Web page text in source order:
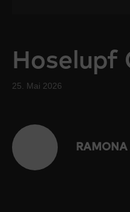
Hoselupf
25. Mai 2026
RAMONA